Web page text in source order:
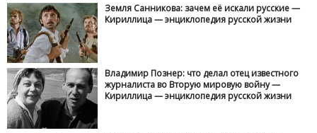
Земля Санникова: зачем её искали русские —
Кириллица — энциклопедия русской жизни
Владимир Познер: что делал отец известного
журналиста во Вторую мировую войну —
Кириллица — энциклопедия русской жизни